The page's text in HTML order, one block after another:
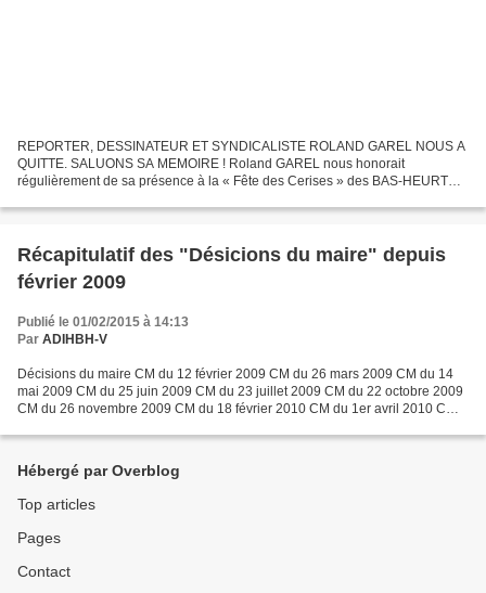
REPORTER, DESSINATEUR ET SYNDICALISTE ROLAND GAREL NOUS A
QUITTE. SALUONS SA MEMOIRE ! Roland GAREL nous honorait
régulièrement de sa présence à la « Fête des Cerises » des BAS-HEURTS.
Récapitulatif des "Désicions du maire" depuis
février 2009
Publié le 01/02/2015 à 14:13
Par ADIHBH-V
Décisions du maire CM du 12 février 2009 CM du 26 mars 2009 CM du 14
mai 2009 CM du 25 juin 2009 CM du 23 juillet 2009 CM du 22 octobre 2009
CM du 26 novembre 2009 CM du 18 février 2010 CM du 1er avril 2010 CM
Hébergé par Overblog
Top articles
Pages
Contact